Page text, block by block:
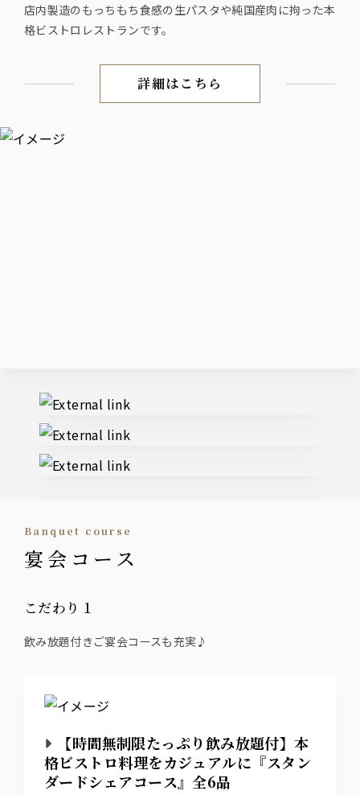
店内製造のもっちもち食感の生パスタや純国産肉に拘った本
格ビストロレストランです。
お肉料理と驚きのモチモチ
詳細はこちら
External links
Banquet course
宴会コース
こだわり１
飲み放題付きご宴会コースも充実♪
【時間無制限たっぷり飲み放題付】本
格ビストロ料理をカジュアルに『スタン
ダードシェアコース』全6品